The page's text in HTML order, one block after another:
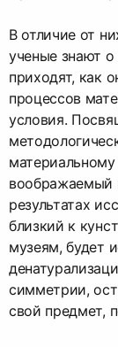
В отличие от
ученые знают
приходят, как
процессов
условия.
воображаемый
результатах
близкий к
музеям, будет
симметрии,
свой предмет,